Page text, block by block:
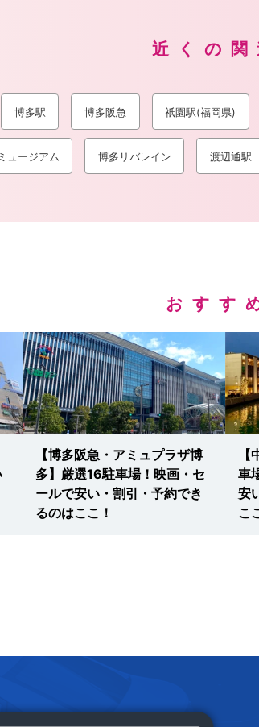
近くの関
博多駅 博多阪急 祇園駅(福岡県)
ュージアム 博多リバレイン 渡辺通駅
おすす
【博多阪急・アミュプラザ博
多】厳選16駐車場！映画・セ
ールで安い・割引・予約でき
るのはここ！
車
安
こ